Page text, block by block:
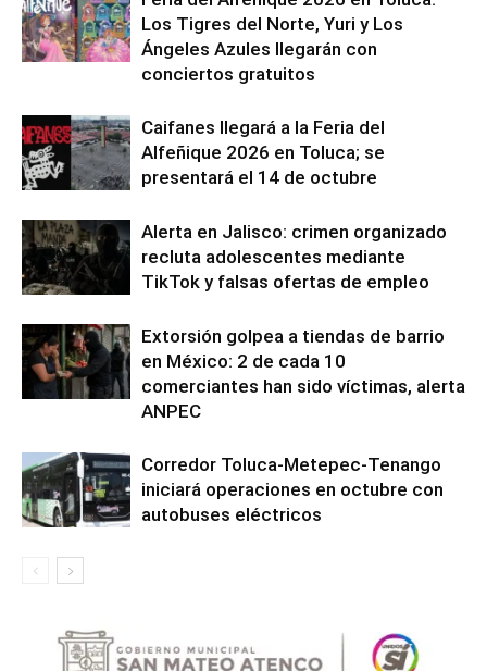
Los Tigres del Norte, Yuri y Los
Ángeles Azules llegarán con
conciertos gratuitos
Caifanes llegará a la Feria del
Alfeñique 2026 en Toluca; se
presentará el 14 de octubre
Alerta en Jalisco: crimen organizado
recluta adolescentes mediante
TikTok y falsas ofertas de empleo
Extorsión golpea a tiendas de barrio
en México: 2 de cada 10
comerciantes han sido víctimas, alerta
ANPEC
Corredor Toluca-Metepec-Tenango
iniciará operaciones en octubre con
autobuses eléctricos